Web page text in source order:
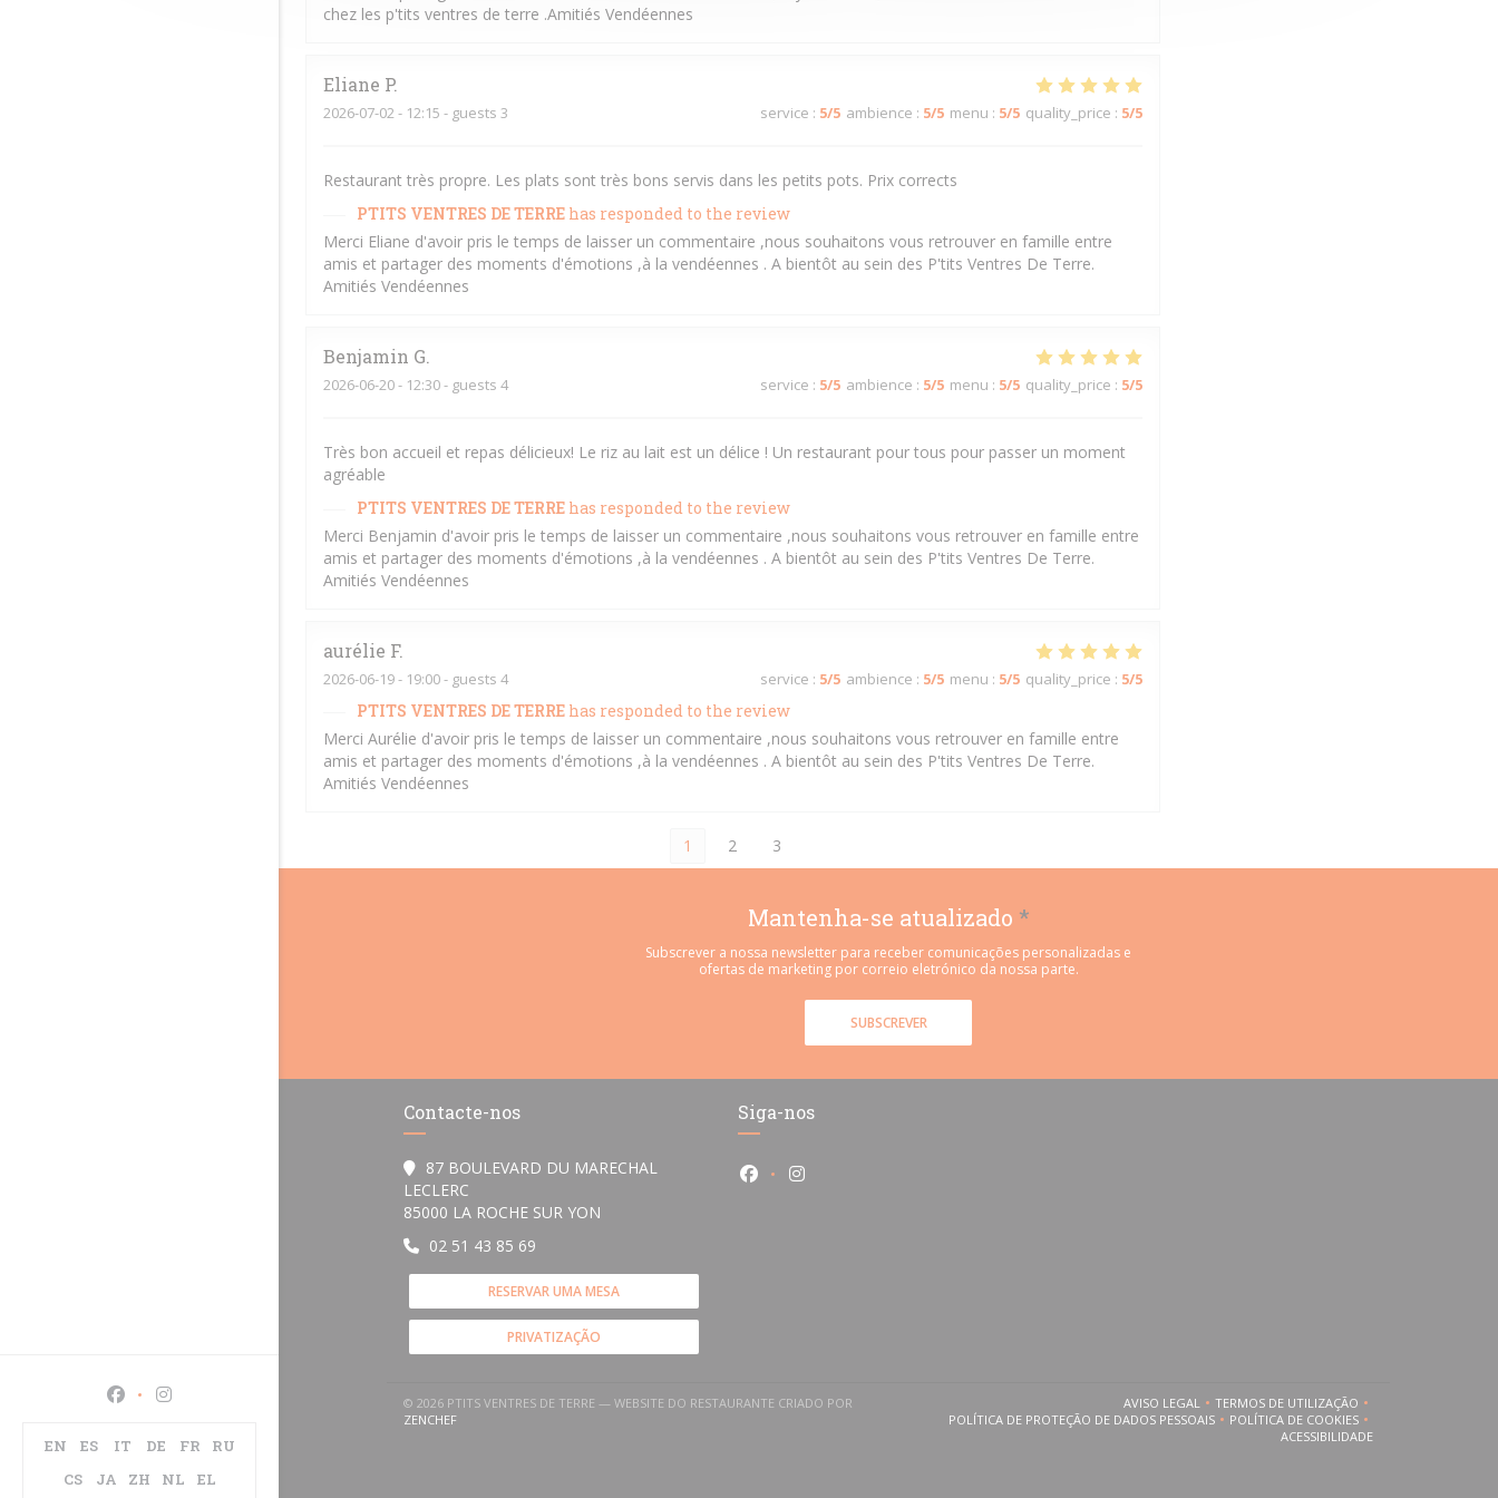
Facebook ((abre numa nova janela))
Instagram ((abre numa nova janela))
EN ES IT DE FR
RU
CS
JA ZH NL EL
chez les p'tits ventres de terre .Amitiés Vendéennes
Eliane P
2026-07-02 - 12:15 - guests 3 service : 5/5 ambience : 5/5 menu : 5/5 quality_price : 5/5
Restaurant très propre. Les plats sont très bons servis dans les petits pots. Prix corrects
PTITS VENTRES DE TERRE has responded to the review
Merci Eliane d'avoir pris le temps de laisser un commentaire ,nous souhaitons vous retrouver en famille entre
amis et partager des moments d'émotions ,à la vendéennes . A bientôt au sein des P'tits Ventres De Terre.
Amitiés Vendéennes
Benjamin G
2026-06-20- 12:30 - guests 4 service : 5/5 ambience : 5/5 menu : 5/5 quality_price : 5/5
Très bon accueil et repas délicieux! Le riz au lait est un délice ! Un restaurant pour tous pour passer un moment
agréable
PTITS VENTRES DE TERRE has responded to the review
Merci Benjamin d'avoir pris le temps de laisser un commentaire ,nous souhaitons vous retrouver en famille entre
amis et partager des moments d'émotions ,à la vendéennes . A bientôt au sein des P'tits Ventres De Terre.
Amitiés Vendéennes
aurélie F
2026-06-19- 19:00 - guests 4 service : 5/5 ambience : 5/5 menu : 5/5 quality_price : 5/5
PTITS VENTRES DE TERRE has responded to the review
Merci Aurélie d'avoir pris le temps de laisser un commentaire ,nous souhaitons vous retrouver en famille entre
amis et partager des moments d'émotions ,à la vendéennes . A bientôt au sein des P'tits Ventres De Terre.
Amitiés Vendéennes
1 2 3
Mantenha-se atualizado *
Subscrever a nossa newsletter para receber comunicações personalizadas e
ofertas de marketing por correio eletrónico da nossa parte.
SUBSCREVER
Contacte-nos
87 BOULEVARD DU MARECHAL
LECLERC
85000 LA ROCHE SUR YON
02 51 43 85 69
RESERVAR UMA MESA
PRIVATIZAÇÃO
Siga-nos
Facebook ((abre numa nova janela))
Instagram ((abre numa nova janela))
© 2026 PTITS VENTRES DE TERRE — WEBSITE DO RESTAURANTE CRIADO POR
ZENCHEF((ABRE NUMA NOVA JANELA))
AVISO LEGAL((ABRE NUMA NOVA JANELA))
TERMOS DE UTILIZAÇÃO((ABRE NUMA NOVA JANELA))
POLÍTICA DE PROTEÇÃO DE DADOS PESSOAIS
((ABRE NUMA NOVA JANELA))POLÍTICA DE COOKIES((ABRE NUMA NOVA JANELA))
ACESSIBILIDADE((ABRE NUMA NOVA JANELA))